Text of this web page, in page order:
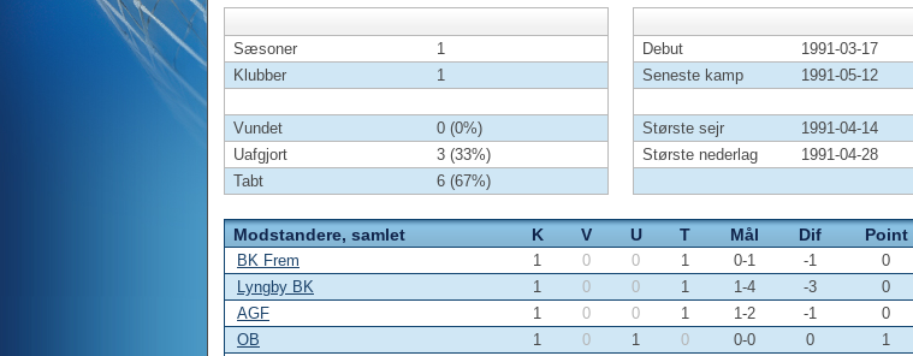
Sæsoner
1
Klubber
1
Vundet
0 (0%)
Uafgjort
3 (33%)
Tabt
6 (67%)
Debut 1991-03-17
Seneste kamp
1991-05-12
Største sejr 1991-04-14
Største nederlag
1991-04-28
Modstandere, samlet K V U T Mål Dif Point
BK Frem 1 0 0 1 0-1 -1 0
Lyngby BK
1 0 0 1 1-4 -3 0
AGF
1 0 0 1 1-2 -1 0
OB
1 0 1 0 0-0 0 1